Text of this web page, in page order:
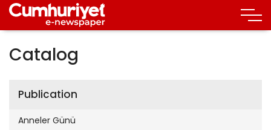
Catalog
Publication
Anneler Günü